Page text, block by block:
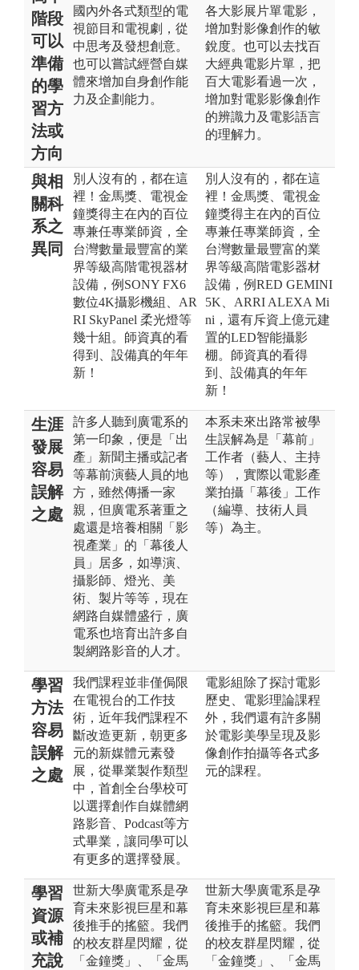
階段
可以
準備
的學
習方
法或
方向
國內外各式類型的電
視節目和電視劇，從
中思考及發想創意。
也可以嘗試經營自媒
體來增加自身創作能
力及企劃能力。
各大影展片單電影，
增加對影像創作的敏
銳度。也可以去找百
大經典電影片單，把
百大電影看過一次，
增加對電影影像創作
的辨識力及電影語言
的理解力。
與相
關科
系之
異同
別人沒有的，都在這
裡！金馬獎、電視金
鐘獎得主在內的百位
專兼任專業師資，全
台灣數量最豐富的業
界等級高階電視器材
設備，例SONY FX6
數位4K攝影機組、AR
RI SkyPanel 柔光燈等
幾十組。師資真的看
得到、設備真的年年
新！
別人沒有的，都在這
裡！金馬獎、電視金
鐘獎得主在內的百位
專兼任專業師資，全
台灣數量最豐富的業
界等級高階電影器材
設備，例RED GEMINI
5K、ARRI ALEXA Mi
ni，還有斥資上億元建
置的LED智能攝影
棚。師資真的看得
到、設備真的年年
新！
生涯
發展
容易
誤解
之處
許多人聽到廣電系的
第一印象，便是「出
產」新聞主播或記者
等幕前演藝人員的地
方，雖然傳播一家
親，但廣電系著重之
處還是培養相關「影
視產業」的「幕後人
員」居多，如導演、
攝影師、燈光、美
術、製片等等，現在
網路自媒體盛行，廣
電系也培育出許多自
製網路影音的人才。
本系未來出路常被學
生誤解為是「幕前」
工作者（藝人、主持
等），實際以電影產
業拍攝「幕後」工作
（編導、技術人員
等）為主。
學習
方法
容易
誤解
之處
我們課程並非僅侷限
在電視台的工作技
術，近年我們課程不
斷改造更新，朝更多
元的新媒體元素發
展，從畢業製作類型
中，首創全台學校可
以選擇創作自媒體網
路影音、Podcast等方
式畢業，讓同學可以
有更多的選擇發展。
電影組除了探討電影
歷史、電影理論課程
外，我們還有許多關
於電影美學呈現及影
像創作拍攝等各式多
元的課程。
學習
資源
或補
充說
世新大學廣電系是孕
育未來影視巨星和幕
後推手的搖籃。我們
的校友群星閃耀，從
「金鐘獎」、「金馬
世新大學廣電系是孕
育未來影視巨星和幕
後推手的搖籃。我們
的校友群星閃耀，從
「金鐘獎」、「金馬